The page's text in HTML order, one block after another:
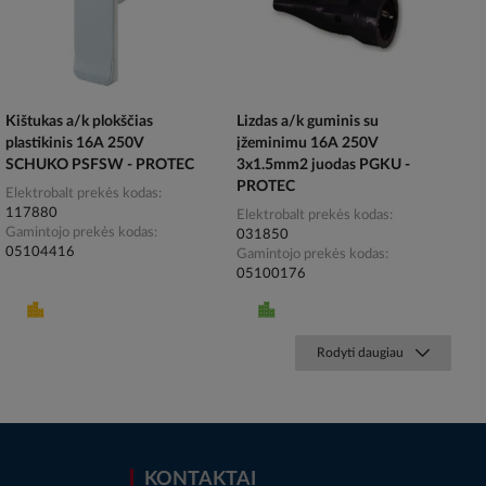
Kištukas a/k plokščias
plastikinis 16A 250V
SCHUKO PSFSW - PROTEC
Elektrobalt prekės kodas
117880
Gamintojo prekės kodas
05104416
Lizdas a/k guminis su
įžeminimu 16A 250V
3x1.5mm2 juodas PGKU -
PROTEC
Elektrobalt prekės kodas
031850
Gamintojo prekės kodas
05100176
Rodyti daugiau
KONTAKTAI